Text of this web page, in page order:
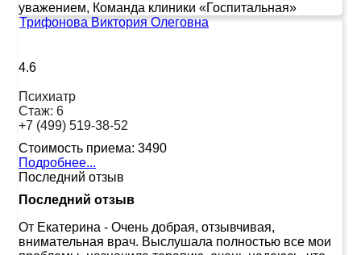
уважением, Команда клиники «Госпитальная»
Трифонова Виктория Олеговна
4.6
Психиатр
Стаж: 6
+7 (499) 519-38-52
Стоимость приема: 3490
Подробнее...
Последний отзыв
Последний отзыв
От Екатерина - Очень добрая, отзывчивая,
внимательная врач. Выслушала полностью все мои